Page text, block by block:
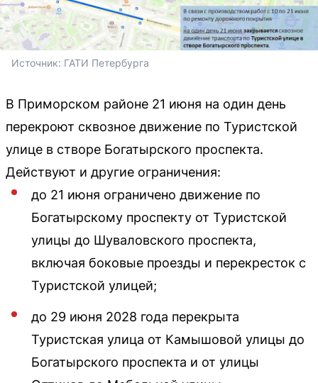
Источник: ГАТИ Петербурга
В Приморском районе 21 июня на один день
перекроют сквозное движение по Туристской
улице в створе Богатырского проспекта.
Действуют и другие ограничения:
до 21 июня ограничено движение по
Богатырскому проспекту от Туристской
улицы до Шуваловского проспекта,
включая боковые проезды и перекресток с
Туристской улицей;
до 29 июня 2028 года перекрыта
Туристская улица от Камышовой улицы до
Богатырского проспекта и от улицы